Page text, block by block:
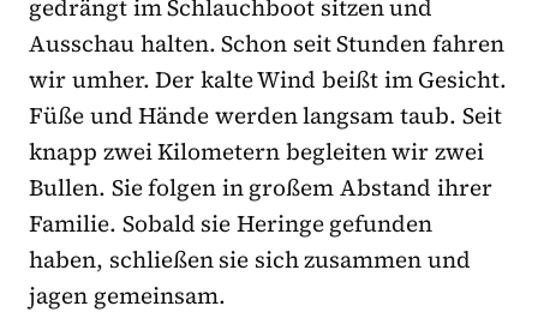
gedrängt im Schlauchboot sitzen und
Ausschau halten. Schon seit Stunden fahren
wir umher. Der kalte Wind beißt im Gesicht.
Füße und Hände werden langsam taub. Seit
knapp zwei Kilometern begleiten wir zwei
Bullen. Sie folgen in großem Abstand ihrer
Familie. Sobald sie Heringe gefunden
haben, schließen sie sich zusammen und
jagen gemeinsam.